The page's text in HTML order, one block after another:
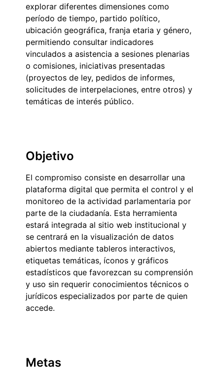
explorar diferentes dimensiones como
período de tiempo, partido político,
ubicación geográfica, franja etaria y género,
permitiendo consultar indicadores
vinculados a asistencia a sesiones plenarias
o comisiones, iniciativas presentadas
(proyectos de ley, pedidos de informes,
solicitudes de interpelaciones, entre otros) y
temáticas de interés público.
Objetivo
El compromiso consiste en desarrollar una
plataforma digital que permita el control y el
monitoreo de la actividad parlamentaria por
parte de la ciudadanía. Esta herramienta
estará integrada al sitio web institucional y
se centrará en la visualización de datos
abiertos mediante tableros interactivos,
etiquetas temáticas, íconos y gráficos
estadísticos que favorezcan su comprensión
y uso sin requerir conocimientos técnicos o
jurídicos especializados por parte de quien
accede.
Metas